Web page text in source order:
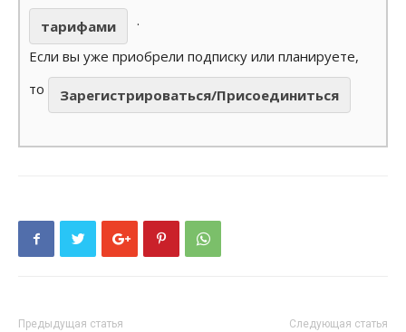
тарифами
.
Если вы уже приобрели подписку или планируете,
то
Зарегистрироваться/Присоединиться
Предыдущая статья Следующая статья